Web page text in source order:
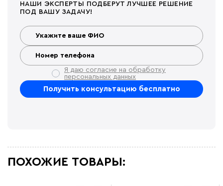
НАШИ ЭКСПЕРТЫ ПОДБЕРУТ ЛУЧШЕЕ РЕШЕНИЕ
ПОД ВАШУ ЗАДАЧУ!
Я даю согласие на обработку
персональных данных
ПОХОЖИЕ ТОВАРЫ: